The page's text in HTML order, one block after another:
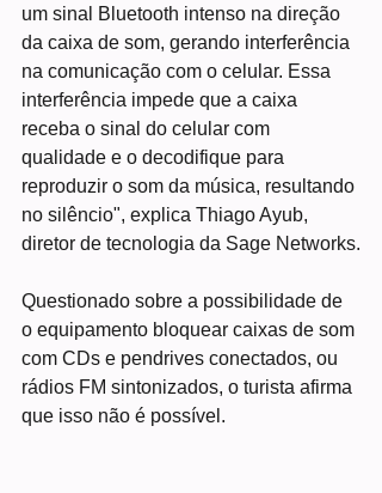
um sinal Bluetooth intenso na direção
da caixa de som, gerando interferência
na comunicação com o celular. Essa
interferência impede que a caixa
receba o sinal do celular com
qualidade e o decodifique para
reproduzir o som da música, resultando
no silêncio", explica Thiago Ayub,
diretor de tecnologia da Sage Networks.
Questionado sobre a possibilidade de
o equipamento bloquear caixas de som
com CDs e pendrives conectados, ou
rádios FM sintonizados, o turista afirma
que isso não é possível.